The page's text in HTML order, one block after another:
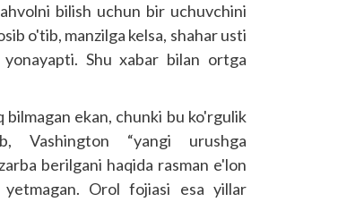
bilish uchun bir uchuvchini
o'tib, manzilga kelsa, shahar usti
Shu xabar bilan ortga
bilmagan ekan, chunki bu ko'rgulik
Vashington “yangi urushga
berilgani haqida rasman e'lon
Orol fojiasi esa yillar